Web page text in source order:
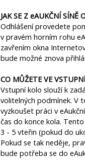
JAK SE Z eAUKČNÍ SÍNĚ
Odhlášení provedete
v pravém horním rohu
zavřením okna
bude možné znova
CO MŮŽETE VE
Vstupní kolo slouží k
volitelných podmínek. V
vyzkoušet práci v
čas do konce kola.
3 - 5 vteřin (pokud do
Pokud se tak neděje,
bude potřeba se do